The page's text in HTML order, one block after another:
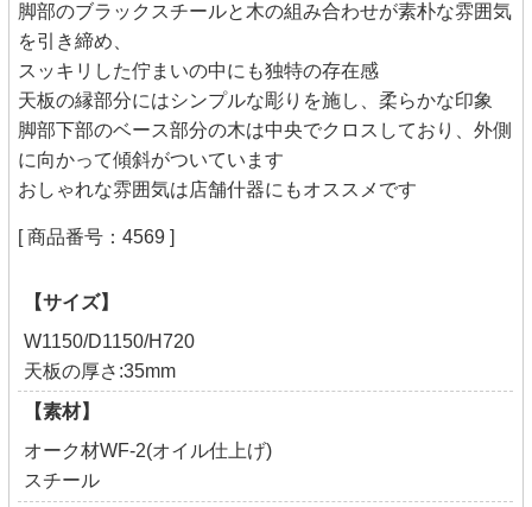
脚部のブラックスチールと木の組み合わせが素朴な雰囲気
を引き締め、
スッキリした佇まいの中にも独特の存在感
天板の縁部分にはシンプルな彫りを施し、柔らかな印象
脚部下部のベース部分の木は中央でクロスしており、外側
に向かって傾斜がついています
おしゃれな雰囲気は店舗什器にもオススメです
[ 商品番号：4569 ]
【サイズ】
W1150/D1150/H720
天板の厚さ:35mm
【素材】
オーク材WF-2(オイル仕上げ)
スチール